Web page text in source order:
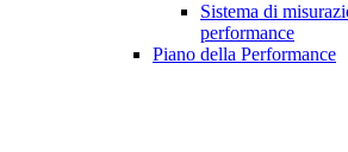
Sistema di
performance
Piano della Performance